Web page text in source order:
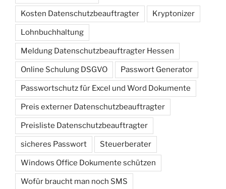
Kosten Datenschutzbeauftragter Kryptonizer
Lohnbuchhaltung
Meldung Datenschutzbeauftragter Hessen
Online Schulung DSGVO Passwort Generator
Passwortschutz für Excel und Word Dokumente
Preis externer Datenschutzbeauftragter
Preisliste Datenschutzbeauftragter
sicheres Passwort Steuerberater
Windows Office Dokumente schützen
Wofür braucht man noch SMS